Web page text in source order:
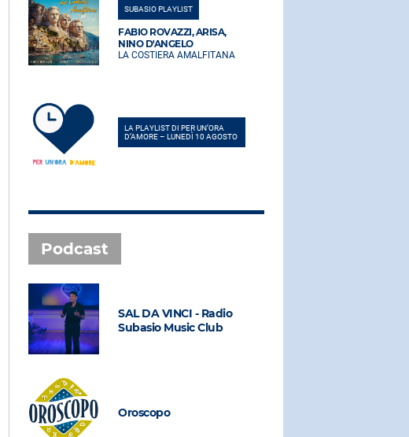
SUBASIO PLAYLIST
FABIO ROVAZZI, ARISA,
NINO D'ANGELO
LA COSTIERA AMALFITANA
LA PLAYLIST DI PER UN’ORA
D’AMORE – LUNEDÌ 10 AGOSTO
Podcast
SAL DA VINCI - Radio
Subasio Music Club
Oroscopo